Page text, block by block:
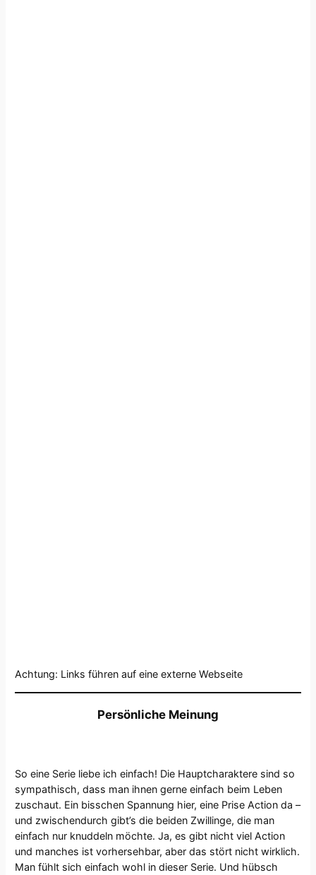
Achtung: Links führen auf eine externe Webseite
Persönliche Meinung
So eine Serie liebe ich einfach! Die Hauptcharaktere sind so
sympathisch, dass man ihnen gerne einfach beim Leben
zuschaut. Ein bisschen Spannung hier, eine Prise Action da –
und zwischendurch gibt’s die beiden Zwillinge, die man
einfach nur knuddeln möchte. Ja, es gibt nicht viel Action
und manches ist vorhersehbar, aber das stört nicht wirklich.
Man fühlt sich einfach wohl in dieser Serie. Und hübsch